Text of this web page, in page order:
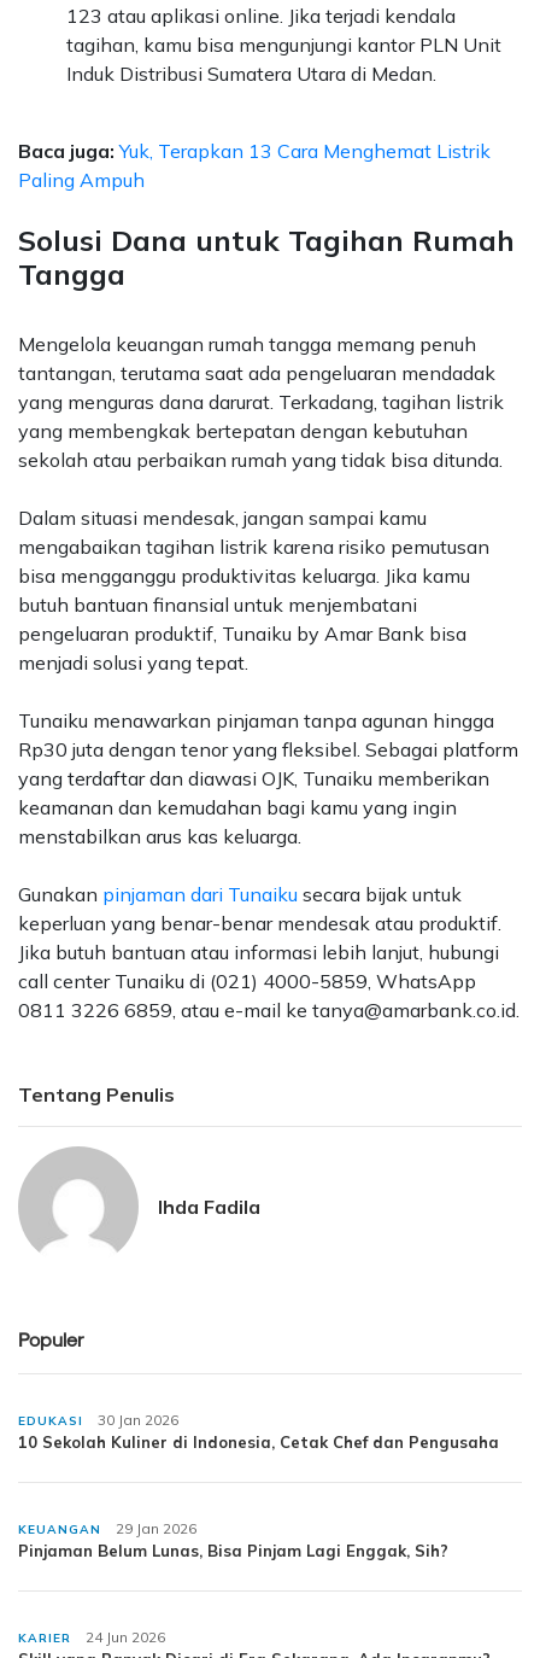
123 atau aplikasi online. Jika terjadi kendala
tagihan, kamu bisa mengunjungi kantor PLN Unit
Induk Distribusi Sumatera Utara di Medan.
Baca juga:Yuk, Terapkan 13 Cara Menghemat Listrik
Paling Ampuh
Solusi Dana untuk Tagihan Rumah
Tangga
Mengelola keuangan rumah tangga memang penuh
tantangan, terutama saat ada pengeluaran mendadak
yang menguras dana darurat. Terkadang, tagihan listrik
yang membengkak bertepatan dengan kebutuhan
sekolah atau perbaikan rumah yang tidak bisa ditunda.
Dalam situasi mendesak, jangan sampai kamu
mengabaikan tagihan listrik karena risiko pemutusan
bisa mengganggu produktivitas keluarga. Jika kamu
butuh bantuan finansial untuk menjembatani
pengeluaran produktif, Tunaiku by Amar Bank bisa
menjadi solusi yang tepat.
Tunaiku menawarkan pinjaman tanpa agunan hingga
Rp30 juta dengan tenor yang fleksibel. Sebagai platform
yang terdaftar dan diawasi OJK, Tunaiku memberikan
keamanan dan kemudahan bagi kamu yang ingin
menstabilkan arus kas keluarga.
Gunakan pinjaman dari Tunaiku secara bijak untuk
keperluan yang benar-benar mendesak atau produktif.
Jika butuh bantuan atau informasi lebih lanjut, hubungi
call center Tunaiku di (021) 4000-5859, WhatsApp
0811 3226 6859, atau e-mail ke tanya@amarbank.co.id.
Tentang Penulis
Ihda Fadila
Populer
EDUKASI 30 Jan 2026
10 Sekolah Kuliner di Indonesia, Cetak Chef dan Pengusaha
KEUANGAN 29 Jan 2026
Pinjaman Belum Lunas, Bisa Pinjam Lagi Enggak, Sih?
KARIER 24 Jun 2026